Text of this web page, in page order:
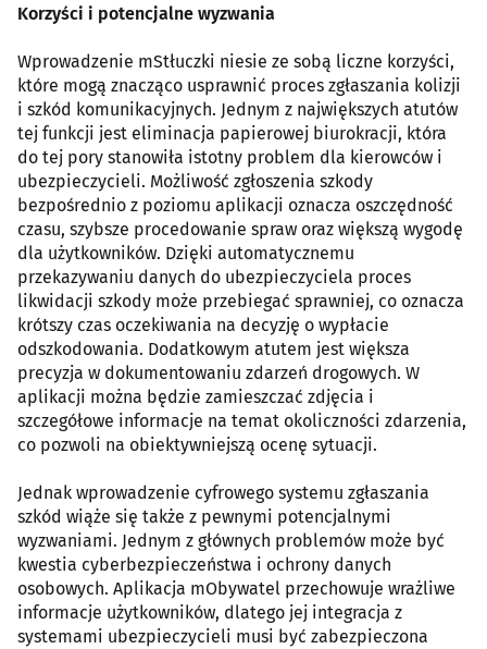
Korzyści i potencjalne wyzwania
Wprowadzenie mStłuczki niesie ze sobą liczne korzyści,
które mogą znacząco usprawnić proces zgłaszania kolizji
i szkód komunikacyjnych. Jednym z największych atutów
tej funkcji jest eliminacja papierowej biurokracji, która
do tej pory stanowiła istotny problem dla kierowców i
ubezpieczycieli. Możliwość zgłoszenia szkody
bezpośrednio z poziomu aplikacji oznacza oszczędność
czasu, szybsze procedowanie spraw oraz większą wygodę
dla użytkowników. Dzięki automatycznemu
przekazywaniu danych do ubezpieczyciela proces
likwidacji szkody może przebiegać sprawniej, co oznacza
krótszy czas oczekiwania na decyzję o wypłacie
odszkodowania. Dodatkowym atutem jest większa
precyzja w dokumentowaniu zdarzeń drogowych. W
aplikacji można będzie zamieszczać zdjęcia i
szczegółowe informacje na temat okoliczności zdarzenia,
co pozwoli na obiektywniejszą ocenę sytuacji.
Jednak wprowadzenie cyfrowego systemu zgłaszania
szkód wiąże się także z pewnymi potencjalnymi
wyzwaniami. Jednym z głównych problemów może być
kwestia cyberbezpieczeństwa i ochrony danych
osobowych. Aplikacja mObywatel przechowuje wrażliwe
informacje użytkowników, dlatego jej integracja z
systemami ubezpieczycieli musi być zabezpieczona